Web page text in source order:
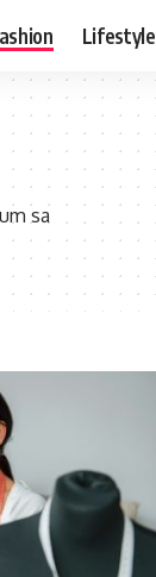
Lifestyle
sa